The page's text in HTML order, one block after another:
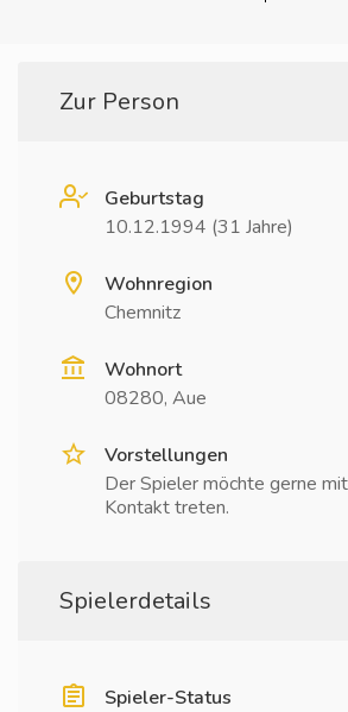
Zur Person
Geburtstag
10.12.1994 (31 Jahre)
Wohnregion
Chemnitz
Wohnort
08280, Aue
Vorstellungen
Der Spieler möchte gerne
Kontakt treten.
Spielerdetails
Spieler-Status